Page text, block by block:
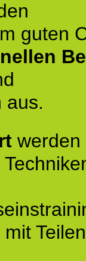
guten
aus.
werden
Teilen